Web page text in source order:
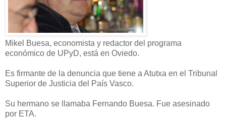
Mikel Buesa, economista y redactor del programa
económico de UPyD, está en Oviedo.
Es firmante de la denuncia que tiene a Atutxa en el Tribunal
Superior de Justicia del País Vasco.
Su hermano se llamaba Fernando Buesa. Fue asesinado
por ETA.